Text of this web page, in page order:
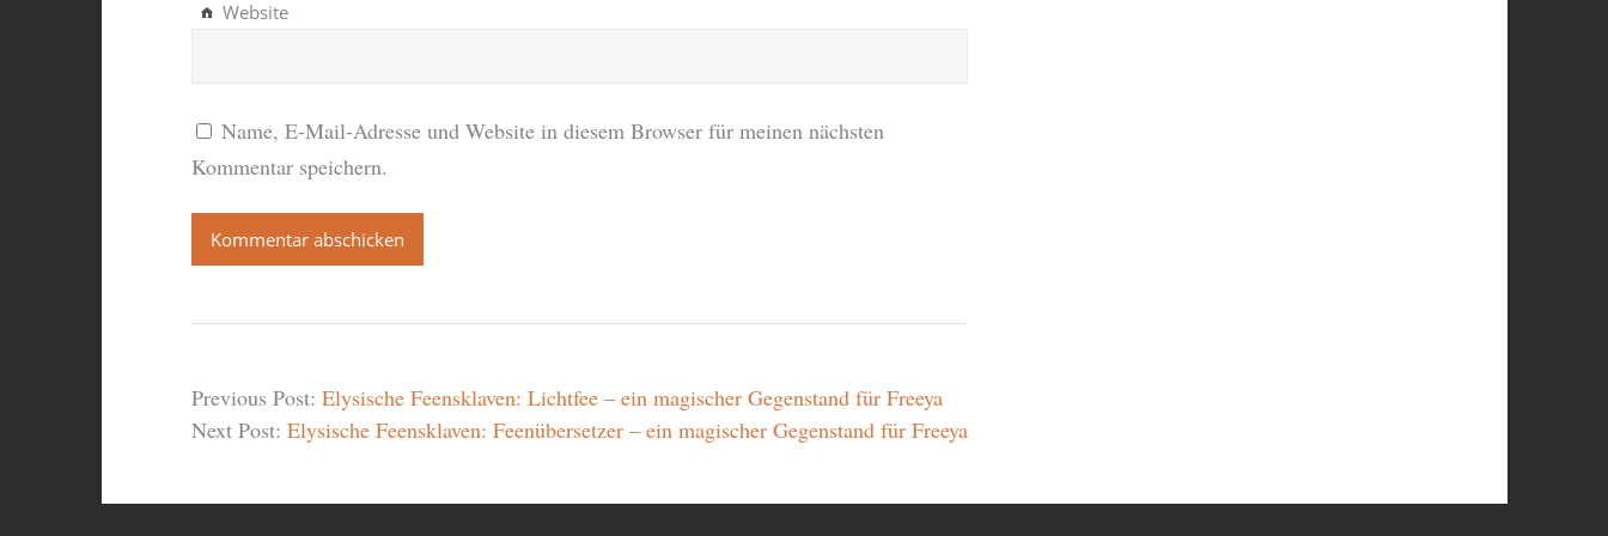
Website
Name, E-Mail-Adresse und Website in diesem Browser für meinen nächsten
Kommentar speichern.
Previous Post: Elysische Feensklaven: Lichtfee – ein magischer Gegenstand für Freeya
Next Post: Elysische Feensklaven: Feenübersetzer – ein magischer Gegenstand für Freeya